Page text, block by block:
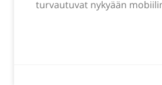
turvautuvat nykyään